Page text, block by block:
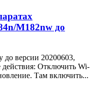
M182nw до
до версии 20200603,
Отключить Wi-
Там включить...